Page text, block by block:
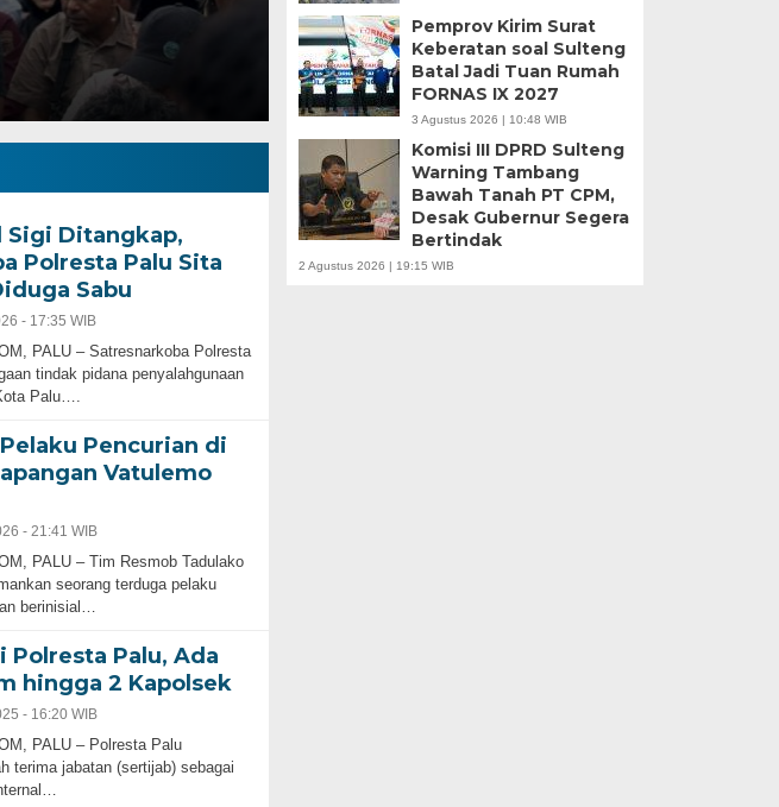
punggung ekspor nasional. Mantra hilirisasi terus…
Sigi Ditangkap,
Polresta Palu Sita
Sabu
- 17:35 WIB
PALU – Satresnarkoba Polresta
tindak pidana penyalahgunaan
Palu….
Pencurian di
Vatulemo
- 21:41 WIB
PALU – Tim Resmob Tadulako
seorang terduga pelaku
berinisial…
Polresta Palu, Ada
hingga 2 Kapolsek
- 16:20 WIB
PALU – Polresta Palu
terima jabatan (sertijab) sebagai
Pemprov Kirim Surat
Keberatan soal Sulteng
Batal Jadi Tuan Rumah
FORNAS IX 2027
3 Agustus 2026 | 10:48 WIB
Komisi III DPRD Sulteng
Warning Tambang
Bawah Tanah PT CPM,
Desak Gubernur Segera
Bertindak
2 Agustus 2026 | 19:15 WIB